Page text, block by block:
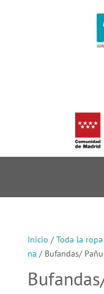
Inicio /Toda la ropa
na / Bufandas/